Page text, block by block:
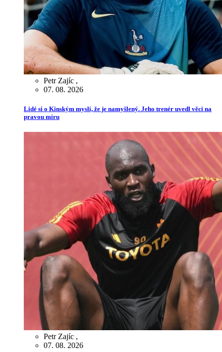
Petr Zajíc ,
07. 08. 2026
Lidé si o Kinským myslí, že je namyšlený. Jeho trenér uvedl věci na
pravou míru
Petr Zajíc ,
07. 08. 2026